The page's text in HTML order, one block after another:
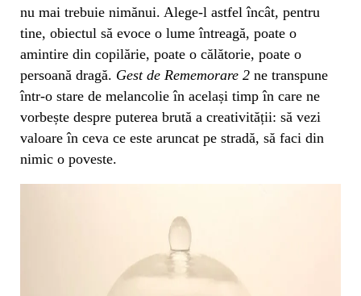
nu mai trebuie nimănui. Alege-l astfel încât, pentru
tine, obiectul să evoce o lume întreagă, poate o
amintire din copilărie, poate o călătorie, poate o
persoană dragă. Gest de Rememorare 2 ne transpune
într-o stare de melancolie în același timp în care ne
vorbește despre puterea brută a creativității: să vezi
valoare în ceva ce este aruncat pe stradă, să faci din
nimic o poveste.